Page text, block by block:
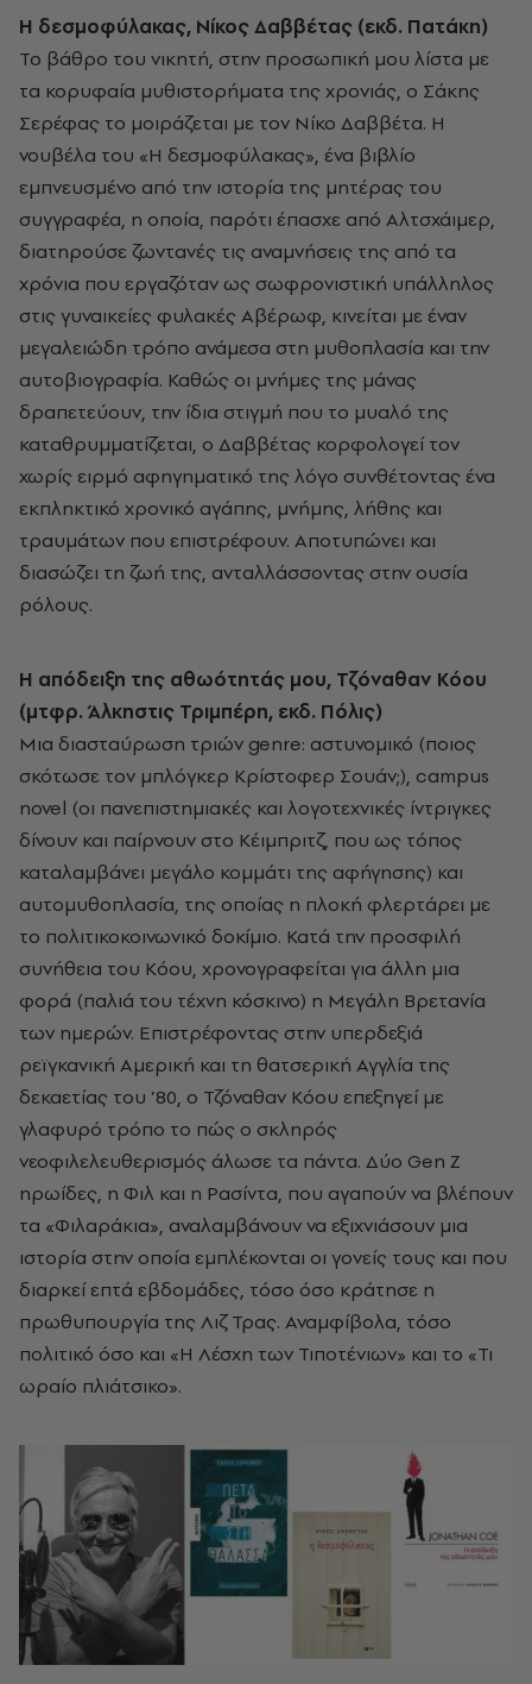
Η δεσμοφύλακας, Νίκος Δαββέτας (εκδ. Πατάκη)
Το βάθρο του νικητή, στην προσωπική μου λίστα με
τα κορυφαία μυθιστορήματα της χρονιάς, ο Σάκης
Σερέφας το μοιράζεται με τον Νίκο Δαββέτα. Η
νουβέλα του «Η δεσμοφύλακας», ένα βιβλίο
εμπνευσμένο από την ιστορία της μητέρας του
συγγραφέα, η οποία, παρότι έπασχε από Αλτσχάιμερ,
διατηρούσε ζωντανές τις αναμνήσεις της από τα
χρόνια που εργαζόταν ως σωφρονιστική υπάλληλος
στις γυναικείες φυλακές Αβέρωφ, κινείται με έναν
μεγαλειώδη τρόπο ανάμεσα στη μυθοπλασία και την
αυτοβιογραφία. Καθώς οι μνήμες της μάνας
δραπετεύουν, την ίδια στιγμή που το μυαλό της
καταθρυμματίζεται, ο Δαββέτας κορφολογεί τον
χωρίς ειρμό αφηγηματικό της λόγο συνθέτοντας ένα
εκπληκτικό χρονικό αγάπης, μνήμης, λήθης και
τραυμάτων που επιστρέφουν. Αποτυπώνει και
διασώζει τη ζωή της, ανταλλάσσοντας στην ουσία
ρόλους.
Η απόδειξη της αθωότητάς μου, Τζόναθαν Κόου
(μτφρ. Άλκηστις Τριμπέρη, εκδ. Πόλις)
Μια διασταύρωση τριών genre: αστυνομικό (ποιος
σκότωσε τον μπλόγκερ Κρίστοφερ Σουάν;), campus
novel (οι πανεπιστημιακές και λογοτεχνικές ίντριγκες
δίνουν και παίρνουν στο Κέιμπριτζ, που ως τόπος
καταλαμβάνει μεγάλο κομμάτι της αφήγησης) και
αυτομυθοπλασία, της οποίας η πλοκή φλερτάρει με
το πολιτικοκοινωνικό δοκίμιο. Κατά την προσφιλή
συνήθεια του Κόου, χρονογραφείται για άλλη μια
φορά (παλιά του τέχνη κόσκινο) η Μεγάλη Βρετανία
των ημερών. Επιστρέφοντας στην υπερδεξιά
ρεϊγκανική Αμερική και τη θατσερική Αγγλία της
δεκαετίας του ’80, ο Τζόναθαν Κόου επεξηγεί με
γλαφυρό τρόπο το πώς ο σκληρός
νεοφιλελευθερισμός άλωσε τα πάντα. Δύο Gen Z
ηρωίδες, η Φιλ και η Ρασίντα, που αγαπούν να βλέπουν
τα «Φιλαράκια», αναλαμβάνουν να εξιχνιάσουν μια
ιστορία στην οποία εμπλέκονται οι γονείς τους και που
διαρκεί επτά εβδομάδες, τόσο όσο κράτησε η
πρωθυπουργία της Λιζ Τρας. Αναμφίβολα, τόσο
πολιτικό όσο και «Η Λέσχη των Τιποτένιων» και το «Τι
ωραίο πλιάτσικο».